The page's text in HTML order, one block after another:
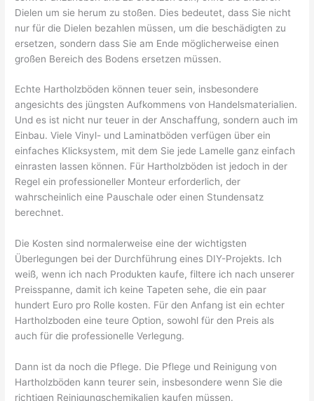
Dielen um sie herum zu stoßen. Dies bedeutet, dass Sie nicht
nur für die Dielen bezahlen müssen, um die beschädigten zu
ersetzen, sondern dass Sie am Ende möglicherweise einen
großen Bereich des Bodens ersetzen müssen.
Echte Hartholzböden können teuer sein, insbesondere
angesichts des jüngsten Aufkommens von Handelsmaterialien.
Und es ist nicht nur teuer in der Anschaffung, sondern auch im
Einbau. Viele Vinyl- und Laminatböden verfügen über ein
einfaches Klicksystem, mit dem Sie jede Lamelle ganz einfach
einrasten lassen können. Für Hartholzböden ist jedoch in der
Regel ein professioneller Monteur erforderlich, der
wahrscheinlich eine Pauschale oder einen Stundensatz
berechnet.
Die Kosten sind normalerweise eine der wichtigsten
Überlegungen bei der Durchführung eines DIY-Projekts. Ich
weiß, wenn ich nach Produkten kaufe, filtere ich nach unserer
Preisspanne, damit ich keine Tapeten sehe, die ein paar
hundert Euro pro Rolle kosten. Für den Anfang ist ein echter
Hartholzboden eine teure Option, sowohl für den Preis als
auch für die professionelle Verlegung.
Dann ist da noch die Pflege. Die Pflege und Reinigung von
Hartholzböden kann teurer sein, insbesondere wenn Sie die
richtigen Reinigungschemikalien kaufen müssen.